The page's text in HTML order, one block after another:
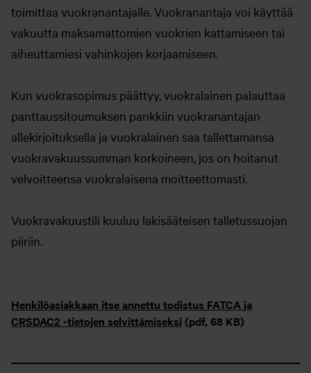
toimittaa vuokranantajalle. Vuokranantaja voi käyttää
vakuutta maksamattomien vuokrien kattamiseen tai
aiheuttamiesi vahinkojen korjaamiseen.
Kun vuokrasopimus päättyy, vuokralainen palauttaa
panttaussitoumuksen pankkiin vuokranantajan
allekirjoituksella ja vuokralainen saa tallettamansa
vuokravakuussumman korkoineen, jos on hoitanut
velvoitteensa vuokralaisena moitteettomasti.
Vuokravakuustili kuuluu lakisääteisen talletussuojan
piiriin.
Henkilöasiakkaan itse annettu todistus FATCA ja
CRSDAC2 -tietojen selvittämiseksi (pdf, 68 KB)